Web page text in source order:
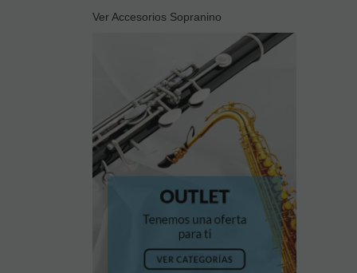
Ver Accesorios Sopranino